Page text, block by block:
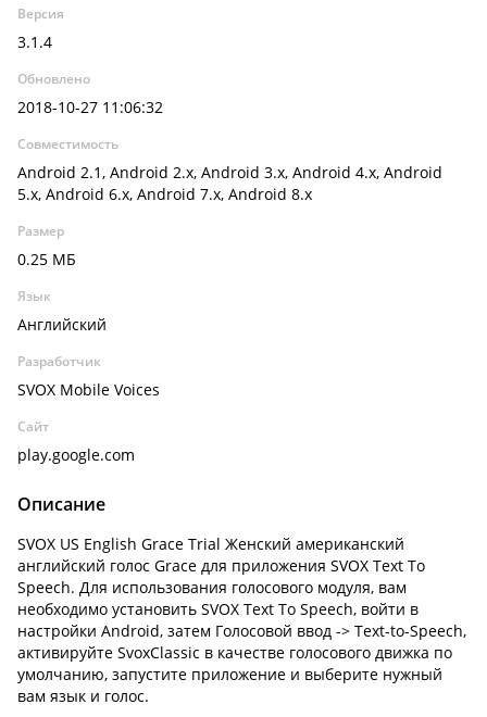
Версия
3.1.4
Обновлено
2018-10-27 11:06:32
Совместимость
Android 2.1, Android 2.x, Android 3.x, Android 4.x, Android
5.x, Android 6.x, Android 7.x, Android 8.x
Размер
0.25 МБ
Язык
Английский
Разработчик
SVOX Mobile Voices
Сайт
play.google.com
Описание
SVOX US English Grace Trial Женский американский
английский голос Grace для приложения SVOX Text To
Speech. Для использования голосового модуля, вам
необходимо установить SVOX Text To Speech, войти в
настройки Android, затем Голосовой ввод -> Text-to-Speech,
активируйте SvoxClassic в качестве голосового движка по
умолчанию, запустите приложение и выберите нужный
вам язык и голос.